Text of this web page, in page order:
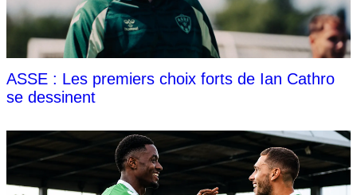
ASSE : Les premiers choix forts de Ian Cathro
se dessinent